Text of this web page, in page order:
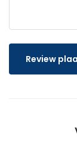
Review